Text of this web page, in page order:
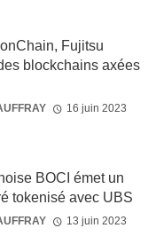
Fujitsu
blockchains axées
16 juin 2023
BOCI émet un
tokenisé avec UBS
13 juin 2023